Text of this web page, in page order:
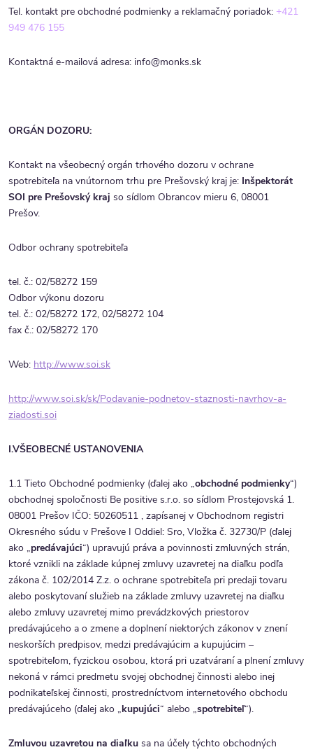
Tel. kontakt pre obchodné podmienky a reklamačný poriadok: +421
949 476 155
Kontaktná e-mailová adresa: info@monks.sk
ORGÁN DOZORU:
Kontakt na všeobecný orgán trhového dozoru v ochrane
spotrebiteľa na vnútornom trhu pre Prešovský kraj je: Inšpektorát
SOI pre Prešovský kraj so sídlom Obrancov mieru 6, 08001
Prešov.
Odbor ochrany spotrebiteľa
tel. č.: 02/58272 159
Odbor výkonu dozoru
tel. č.: 02/58272 172, 02/58272 104
fax č.: 02/58272 170
Web: http://www.soi.sk
http://www.soi.sk/sk/Podavanie-podnetov-staznosti-navrhov-a-
ziadosti.soi
I.VŠEOBECNÉ USTANOVENIA
1.1 Tieto Obchodné podmienky (ďalej ako „obchodné podmienky“)
obchodnej spoločnosti Be positive s.r.o. so sídlom Prostejovská 1.
08001 Prešov IČO: 50260511 , zapísanej v Obchodnom registri
Okresného súdu v Prešove I Oddiel: Sro, Vložka č. 32730/P (ďalej
ako „predávajúci“) upravujú práva a povinnosti zmluvných strán,
ktoré vznikli na základe kúpnej zmluvy uzavretej na diaľku podľa
zákona č. 102/2014 Z.z. o ochrane spotrebiteľa pri predaji tovaru
alebo poskytovaní služieb na základe zmluvy uzavretej na diaľku
alebo zmluvy uzavretej mimo prevádzkových priestorov
predávajúceho a o zmene a doplnení niektorých zákonov v znení
neskorších predpisov, medzi predávajúcim a kupujúcim –
spotrebiteľom, fyzickou osobou, ktorá pri uzatváraní a plnení zmluvy
nekoná v rámci predmetu svojej obchodnej činnosti alebo inej
podnikateľskej činnosti, prostredníctvom internetového obchodu
predávajúceho (ďalej ako „kupujúci“ alebo „spotrebiteľ“).
Zmluvou uzavretou na diaľku sa na účely týchto obchodných